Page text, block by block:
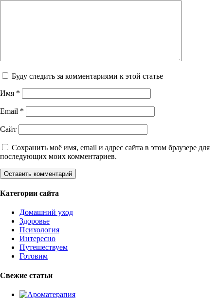
Буду следить за комментариями к этой статье
Имя *
Email *
Сайт
Сохранить моё имя, email и адрес сайта в этом браузере для
последующих моих комментариев.
Категории сайта
Домашний уход
Здоровье
Психология
Интересно
Путешествуем
Готовим
Свежие статьи